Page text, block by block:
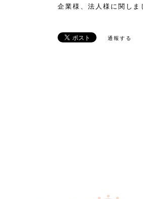
企業様、法人様に関しま
通報する